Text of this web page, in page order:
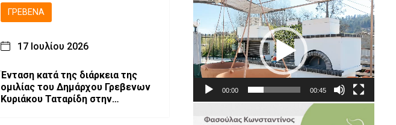
ΓΡΕΒΕΝΆ
17 Ιουλίου 2026
Ένταση κατά της διάρκεια της
ομιλίας του Δημάρχου Γρεβενων
Κυριάκου Ταταρίδη στην
Πρόγραμμα
Αναπαραγωγής
Βίντεο
00:00 00:45